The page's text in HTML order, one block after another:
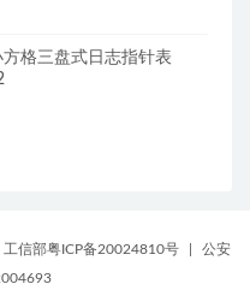
格三盘式日志指针表
工信部粤ICP备20024810号
公安